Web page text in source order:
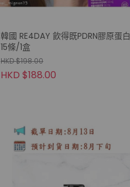
韓國 RE4DAY 飲得既PDRN膠原蛋白
15條/1盒
HKD $198.00
HKD $188.00